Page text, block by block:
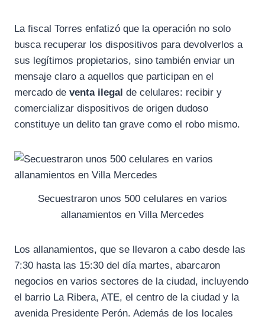
La fiscal Torres enfatizó que la operación no solo
busca recuperar los dispositivos para devolverlos a
sus legítimos propietarios, sino también enviar un
mensaje claro a aquellos que participan en el
mercado de venta ilegal de celulares: recibir y
comercializar dispositivos de origen dudoso
constituye un delito tan grave como el robo mismo.
Secuestraron unos 500 celulares en varios
allanamientos en Villa Mercedes
Los allanamientos, que se llevaron a cabo desde las
7:30 hasta las 15:30 del día martes, abarcaron
negocios en varios sectores de la ciudad, incluyendo
el barrio La Ribera, ATE, el centro de la ciudad y la
avenida Presidente Perón. Además de los locales